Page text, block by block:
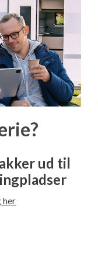
ud til
her